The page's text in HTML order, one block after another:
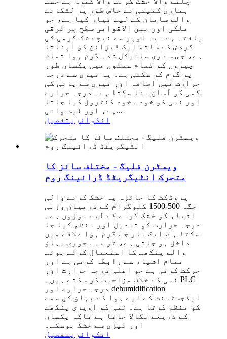
ہماری کمپنی نے خاص طور پر لٹکانے
والے سامان کے لیے تیار کیا ہے، جو
ملکی اور بین الاقوامی سطح پر ترقی
یافتہ ہے۔ یہ اوپر سے نیچے تک گرمی کی
گردش کے ساتھ ایک ڈیزائن کو اپناتا
ہے، جس سے ری سائیکل شدہ گرم ہوا تمام
چیزوں کو تمام سمتوں میں یکساں طور
پر گرم کر سکتی ہے۔ یہ تیزی سے درجہ
حرارت میں اضافہ اور تیزی سے پانی کی
کمی کو آسان بنا سکتا ہے۔ درجہ حرارت
اور نمی کو خود بخود کنٹرول کیا جاتا
ہے، اور لیس وائی...
انکوائری تفصیل
ویسٹرن فلیگ - مختلف سائز کا
متحرک انٹیگریٹڈ ڈرائینگ روم
پروڈکٹ کا جائزہ یہ خشک کرنے والی
جگہ 500-1500 کلوگرام کے درمیان وزنی
اشیاء کو خشک کرنے کے لیے موزوں ہے۔
درجہ حرارت کو تبدیل اور منظم کیا جا
سکتا ہے. ایک بار جب گرم ہوا علاقے میں
داخل ہو جاتی ہے، تو یہ محوری بہاؤ
والے پنکھے کا استعمال کرتے ہوئے
تمام اشیاء سے رابطہ کرتی ہے اور
حرکت کرتی ہے جو اعلی درجہ حرارت اور
نمی کے خلاف مزاحمت کر سکتے ہیں۔ PLC
درجہ حرارت اور dehumidification
ایڈجسٹمنٹ کے لیے ہوا کے بہاؤ کی سمت
کو منظم کرتا ہے۔ نمی کو اوپری پنکھے
کے ذریعے نکالا جاتا ہے تاکہ یکساں
اور تیزی سے خشک ہوسکے۔
انکوائری تفصیل